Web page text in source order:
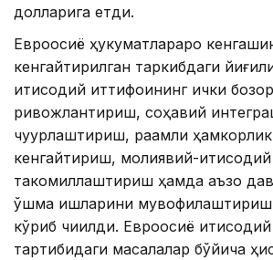
долларига етди.
Евроосиё ҳукуматлараро
кенгайтирилган таркибдаги
иқтисодий иттифоқининг ички
ривожлантириш, соҳавий
чуқурлаштириш, рақамли
кенгайтириш, молиявий-
такомиллаштириш ҳамда аъзо
қўшма ишларини
кўриб чиқилди. Евроосиё
тартибидаги масалалар бўйича